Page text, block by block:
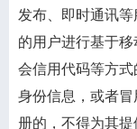
发布、即时通讯
的用户进行基于
会信用代码等方
身份信息，或者
册的，不得为其提